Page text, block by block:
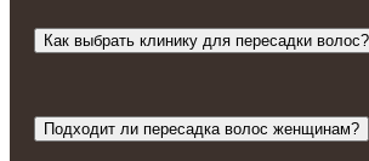
Как выбрать клинику для пересадки волос?
Подходит ли пересадка волос женщинам?